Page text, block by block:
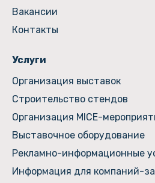
Вакансии
Контакты
Услуги
Организация выставок
Строительство стендов
Организация MICE-
Выставочное оборудование
Рекламно-информационные
Информация для компаний-